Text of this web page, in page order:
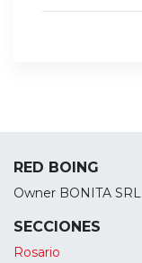
RED BOING
Owner BONITA SRL
SECCIONES
Rosario